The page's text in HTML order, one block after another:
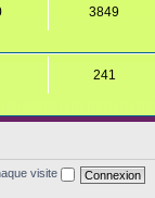
3849
241
visite